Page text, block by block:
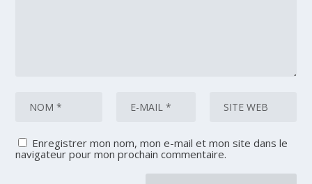
Enregistrer mon nom, mon e-mail et mon site dans le
navigateur pour mon prochain commentaire.